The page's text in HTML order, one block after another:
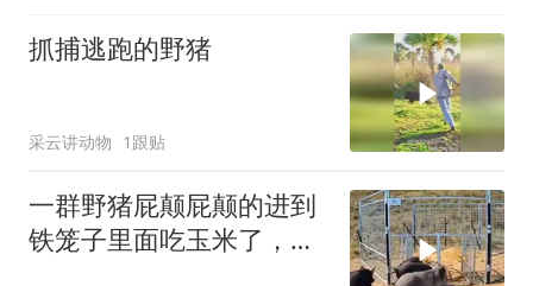
抓捕逃跑的野猪
采云讲动物 1跟贴
一群野猪屁颠屁颠的进到
铁笼子里面吃玉米了，但